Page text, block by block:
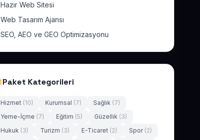
Hazır Web Sitesi
Web Tasarım Ajansı
SEO, AEO ve GEO Optimizasyonu
Paket Kategorileri
Hizmet (10) Kurumsal (7) Sağlık (7)
Yeme-İçme (7) Eğitim (5) Güzellik (3)
Hukuk (3) Turizm (3) E-Ticaret (2) Spor (2)